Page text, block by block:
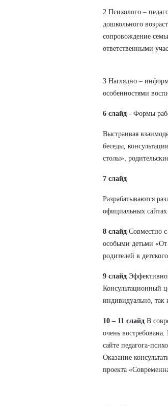
2 Психолого –
дошкольного
сопровождение
ответственными
3 Наглядно –
особенностями
6 слайд - Формы
Выстраивая
беседы,
столы»,
7 слайд
Разрабатываются
официальных
8 слайд Совместно
особыми детьми «От
родителей в
9 слайд
Консультационный
индивидуально,
10 – 11 слайд В
очень
сайте педагога-
Оказание
проекта